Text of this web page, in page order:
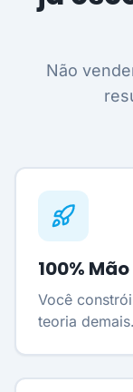
Não
100%
Você
teoria